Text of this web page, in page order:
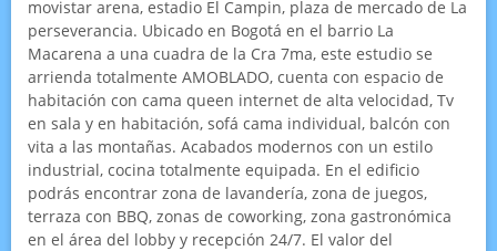
movistar arena, estadio El Campin, plaza de mercado de La
perseverancia. Ubicado en Bogotá en el barrio La
Macarena a una cuadra de la Cra 7ma, este estudio se
arrienda totalmente AMOBLADO, cuenta con espacio de
habitación con cama queen internet de alta velocidad, Tv
en sala y en habitación, sofá cama individual, balcón con
vita a las montañas. Acabados modernos con un estilo
industrial, cocina totalmente equipada. En el edificio
podrás encontrar zona de lavandería, zona de juegos,
terraza con BBQ, zonas de coworking, zona gastronómica
en el área del lobby y recepción 24/7. El valor del